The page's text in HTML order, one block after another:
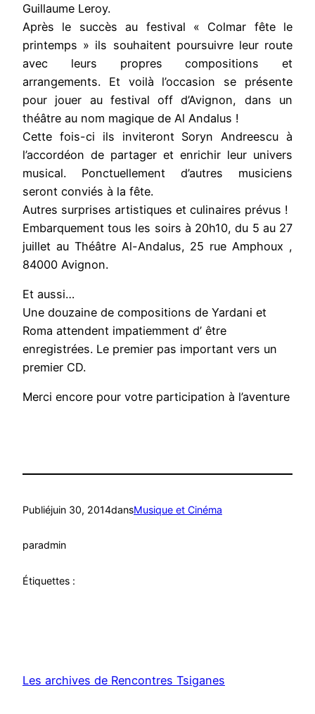
Guillaume Leroy.
Après le succès au festival « Colmar fête le
printemps » ils souhaitent poursuivre leur route
avec leurs propres compositions et
arrangements. Et voilà l’occasion se présente
pour jouer au festival off d’Avignon, dans un
théâtre au nom magique de Al Andalus !
Cette fois-ci ils inviteront Soryn Andreescu à
l’accordéon de partager et enrichir leur univers
musical. Ponctuellement d’autres musiciens
seront conviés à la fête.
Autres surprises artistiques et culinaires prévus !
Embarquement tous les soirs à 20h10, du 5 au 27
juillet au Théâtre Al-Andalus, 25 rue Amphoux ,
84000 Avignon.
Et aussi…
Une douzaine de compositions de Yardani et
Roma attendent impatiemment d’ être
enregistrées. Le premier pas important vers un
premier CD.
Merci encore pour votre participation à l’aventure
Publiéjuin 30, 2014dansMusique et Cinéma
paradmin
Étiquettes :
Les archives de Rencontres Tsiganes